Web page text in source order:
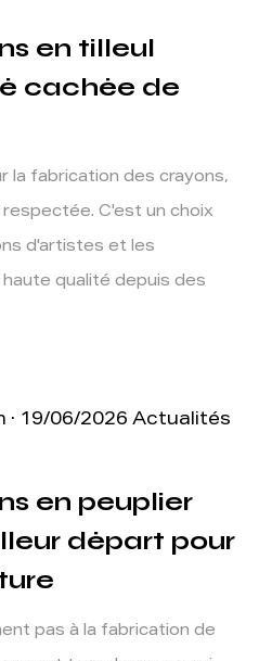
en tilleul
cachée de
la fabrication des crayons,
C'est un choix
d'artistes et les
qualité depuis des
· 19/06/2026 Actualités
en peuplier
départ pour
pas à la fabrication de